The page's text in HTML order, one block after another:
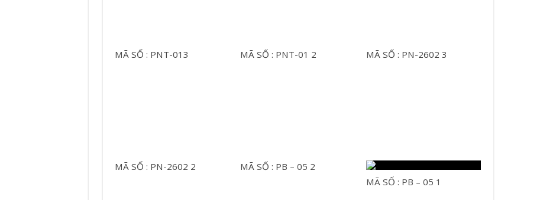
MÃ SỐ : PNT-013 MÃ SỐ : PNT-01 2 MÃ SỐ : PN-2602 3
MÃ SỐ : PN-2602 2
MÃ SỐ : PB – 05 2
MÃ SỐ : PB – 05 1